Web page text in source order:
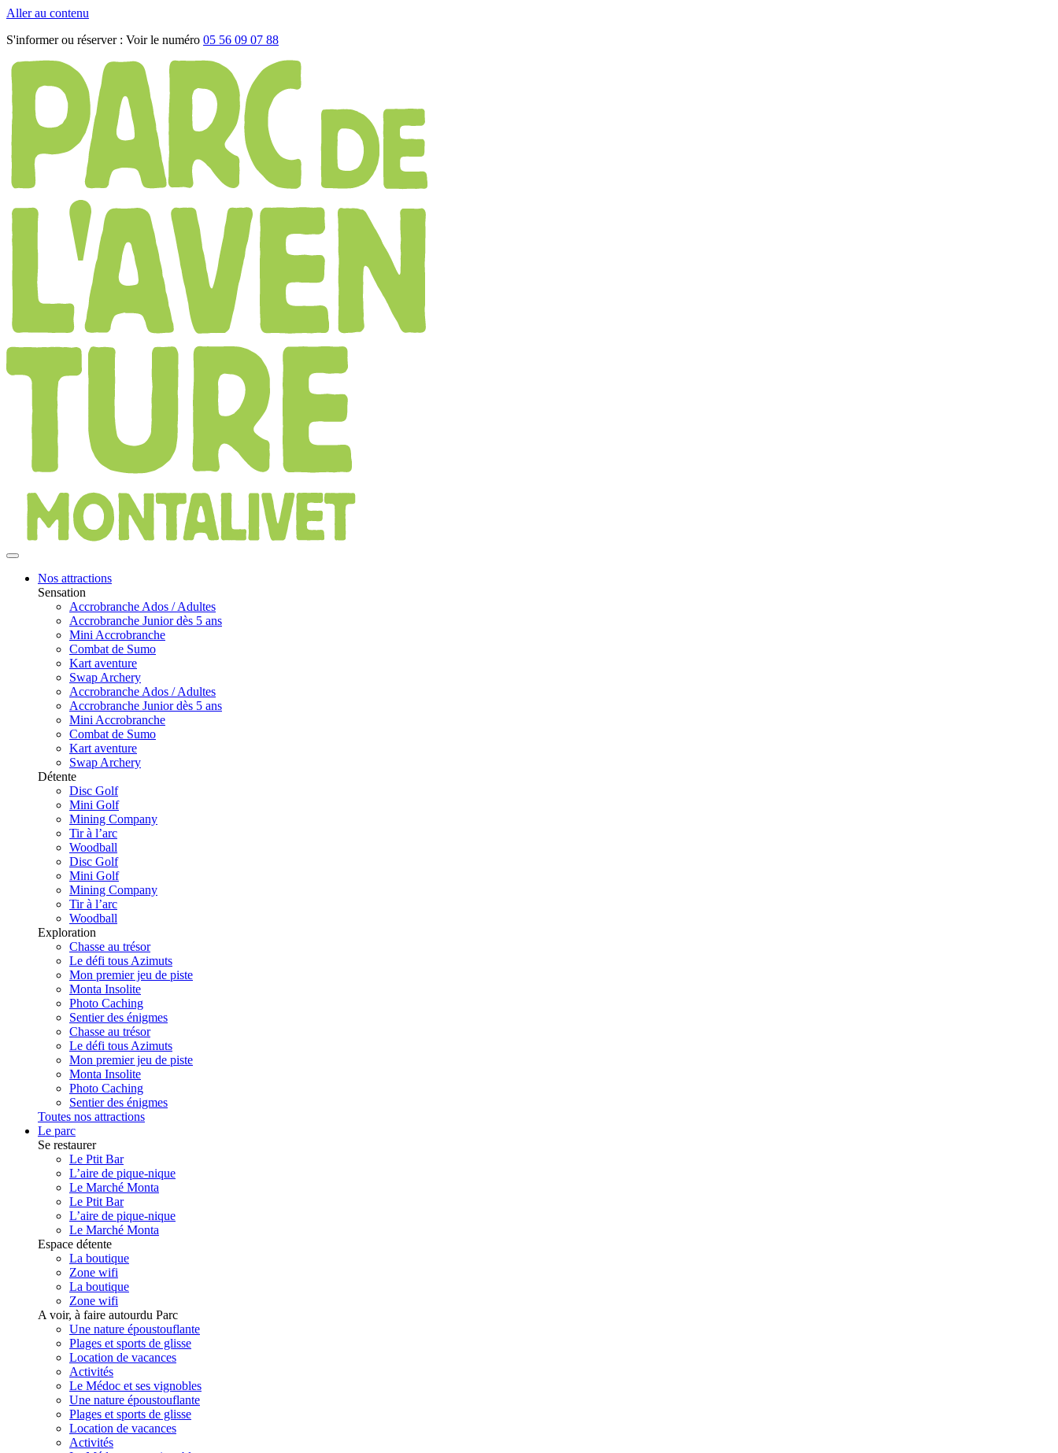
Aller au contenu
S'informer ou réserver : Voir le numéro 05 56 09 07 88
Nos attractions
Sensation
Accrobranche Ados / Adultes
Accrobranche Junior dès 5 ans
Mini Accrobranche
Combat de Sumo
Kart aventure
Swap Archery
Accrobranche Ados / Adultes
Accrobranche Junior dès 5 ans
Mini Accrobranche
Combat de Sumo
Kart aventure
Swap Archery
Détente
Disc Golf
Mini Golf
Mining Company
Tir à l’arc
Woodball
Disc Golf
Mini Golf
Mining Company
Tir à l’arc
Woodball
Exploration
Chasse au trésor
Le défi tous Azimuts
Mon premier jeu de piste
Monta Insolite
Photo Caching
Sentier des énigmes
Chasse au trésor
Le défi tous Azimuts
Mon premier jeu de piste
Monta Insolite
Photo Caching
Sentier des énigmes
Toutes nos attractions
Le parc
Se restaurer
Le Ptit Bar
L’aire de pique-nique
Le Marché Monta
Le Ptit Bar
L’aire de pique-nique
Le Marché Monta
Espace détente
La boutique
Zone wifi
La boutique
Zone wifi
A voir, à faire autourdu Parc
Une nature époustouflante
Plages et sports de glisse
Location de vacances
Activités
Le Médoc et ses vignobles
Une nature époustouflante
Plages et sports de glisse
Location de vacances
Activités